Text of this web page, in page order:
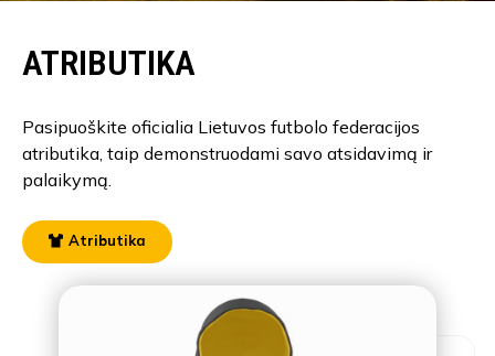
ATRIBUTIKA
Pasipuoškite oficialia Lietuvos futbolo federacijos
atributika, taip demonstruodami savo atsidavimą ir
palaikymą.
Atributika